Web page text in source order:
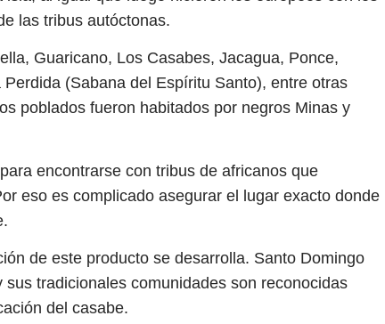
las tribus autóctonas.
Guaricano, Los Casabes, Jacagua, Ponce,
(Sabana del Espíritu Santo), entre otras
poblados fueron habitados por negros Minas y
encontrarse con tribus de africanos que
eso es complicado asegurar el lugar exacto donde
de este producto se desarrolla. Santo Domingo
tradicionales comunidades son reconocidas
del casabe.